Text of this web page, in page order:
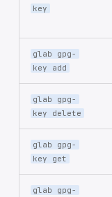
key
glab gpg-
key add
glab gpg-
key delete
glab gpg-
key get
glab gpg-